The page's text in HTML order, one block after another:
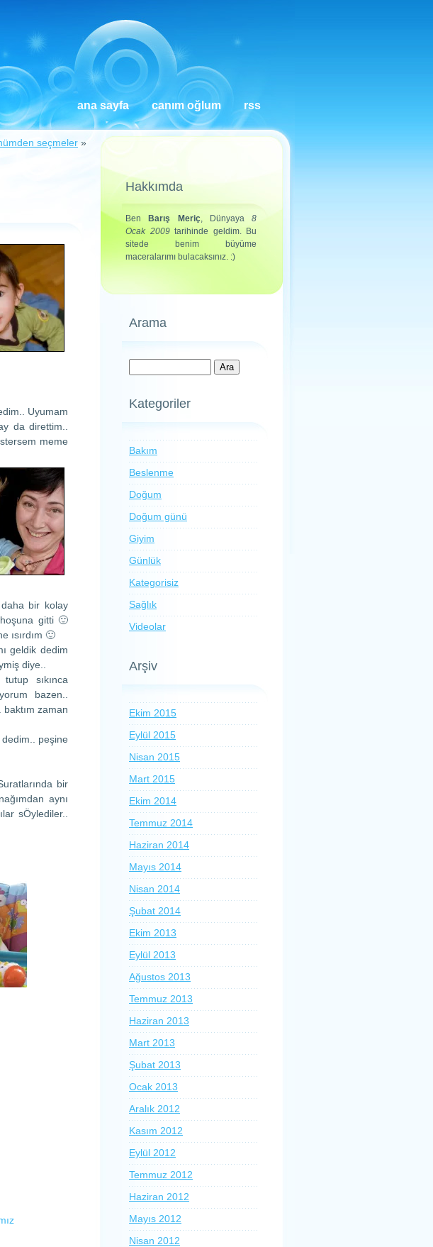
ana sayfa canım oğlum rss
seçmeler »
Uyumam
da direttim..
meme
daha bir kolay
gitti 🙂
ısırdım 🙂
geldik dedim
diye..
sıkınca
bazen..
zaman
peşine
bir
aynı
sÖylediler..
Hakkımda
Ben Barış Meriç, Dünyaya 8
Ocak 2009tarihinde geldim. Bu
sitede benim büyüme
maceralarımı bulacaksınız. :)
Arama
Kategoriler
Bakım
Beslenme
Doğum
Doğum günü
Giyim
Günlük
Kategorisiz
Sağlık
Videolar
Arşiv
Ekim 2015
Eylül 2015
Nisan 2015
Mart 2015
Ekim 2014
Temmuz 2014
Haziran 2014
Mayıs 2014
Nisan 2014
Şubat 2014
Ekim 2013
Eylül 2013
Ağustos 2013
Temmuz 2013
Haziran 2013
Mart 2013
Şubat 2013
Ocak 2013
Aralık 2012
Kasım 2012
Eylül 2012
Temmuz 2012
Haziran 2012
Mayıs 2012
Nisan 2012